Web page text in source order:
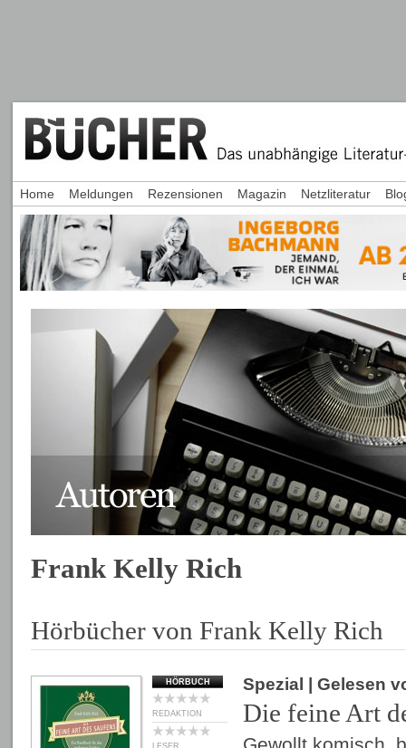
Frank Kelly Rich
Hörbücher von Frank Kelly Rich
HÖRBUCH
REDAKTION
LESER
Spezial | Gelesen
Die feine Art
Home Meldungen Rezensionen Magazin Netzliteratur